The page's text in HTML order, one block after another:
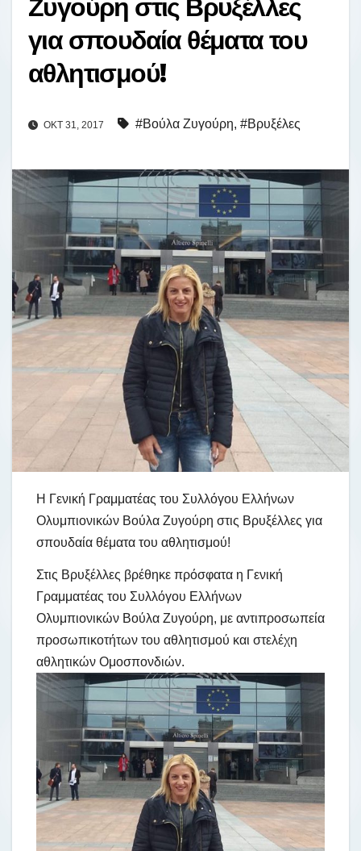
Ζυγούρη στις Βρυξέλλες
για σπουδαία θέματα του
αθλητισμού!
ΟΚΤ 31, 2017 #Βούλα Ζυγούρη, #Βρυξέλες
Η Γενική Γραμματέας του Συλλόγου Ελλήνων
Ολυμπιονικών Βούλα Ζυγούρη στις Βρυξέλλες για
σπουδαία θέματα του αθλητισμού!
Στις Βρυξέλλες βρέθηκε πρόσφατα η Γενική
Γραμματέας του Συλλόγου Ελλήνων
Ολυμπιονικών Βούλα Ζυγούρη, με αντιπροσωπεία
προσωπικοτήτων του αθλητισμού και στελέχη
αθλητικών Ομοσπονδιών.